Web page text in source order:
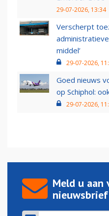
29-07-2026, 13:34
Verscherpt
middel’
29-07-2026,
Goed nieuws
op Schiphol:
29-07-2026,
Meld u aan
nieuwsbrief